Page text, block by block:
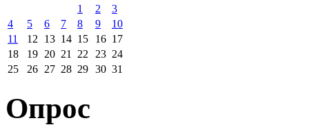
1
2
3
4
5 6 7 8 9
10
11
12 13 14 15 16 17
18
19 20 21 22 23 24
25
26 27 28 29 30 31
Опрос